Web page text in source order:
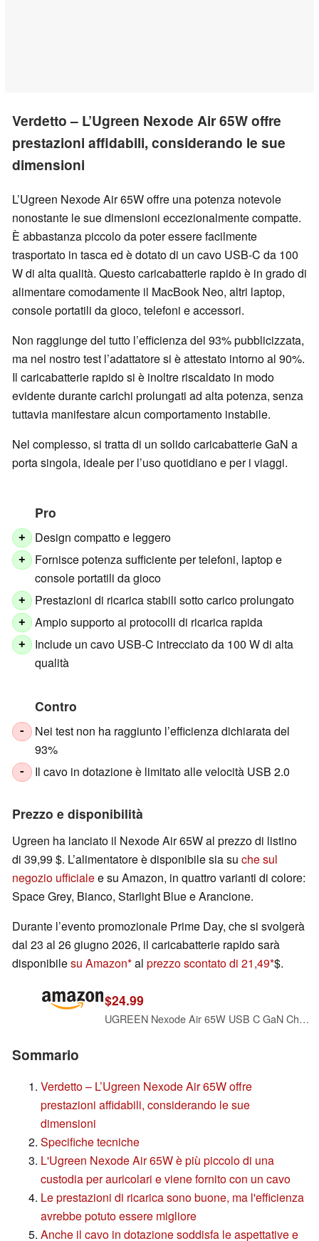
Verdetto – L’Ugreen Nexode Air 65W offre
prestazioni affidabili, considerando le sue
dimensioni
L’Ugreen Nexode Air 65W offre una potenza notevole
nonostante le sue dimensioni eccezionalmente compatte.
È abbastanza piccolo da poter essere facilmente
trasportato in tasca ed è dotato di un cavo USB-C da 100
W di alta qualità. Questo caricabatterie rapido è in grado di
alimentare comodamente il MacBook Neo, altri laptop,
console portatili da gioco, telefoni e accessori.
Non raggiunge del tutto l’efficienza del 93% pubblicizzata,
ma nel nostro test l’adattatore si è attestato intorno al 90%.
Il caricabatterie rapido si è inoltre riscaldato in modo
evidente durante carichi prolungati ad alta potenza, senza
tuttavia manifestare alcun comportamento instabile.
Nel complesso, si tratta di un solido caricabatterie GaN a
porta singola, ideale per l’uso quotidiano e per i viaggi.
Pro
+ Design compatto e leggero
+
Fornisce potenza sufficiente per telefoni, laptop e
console portatili da gioco
+ Prestazioni di ricarica stabili sotto carico prolungato
+ Ampio supporto ai protocolli di ricarica rapida
+
Include un cavo USB-C intrecciato da 100 W di alta
qualità
Contro
-
Nei test non ha raggiunto l’efficienza dichiarata del
93%
- Il cavo in dotazione è limitato alle velocità USB 2.0
Prezzo e disponibilità
Ugreen ha lanciato il Nexode Air 65W al prezzo di listino
di 39,99 $. L’alimentatore è disponibile sia su che sul
negozio ufficialee su Amazon, in quattro varianti di colore:
Space Grey, Bianco, Starlight Blue e Arancione.
Durante l’evento promozionale Prime Day, che si svolgerà
dal 23 al 26 giugno 2026, il caricabatterie rapido sarà
disponibilesu Amazon al prezzo scontato di 21,49 $.
$24.99
UGREEN Nexode Air 65W USB C GaN Charger Block with 3.3ft Cable, Black
Sommario
Verdetto – L’Ugreen Nexode Air 65W offre
prestazioni affidabili, considerando le sue
dimensioni
Specifiche tecniche
L'Ugreen Nexode Air 65W è più piccolo di una
custodia per auricolari e viene fornito con un cavo
Le prestazioni di ricarica sono buone, ma l'efficienza
avrebbe potuto essere migliore
Anche il cavo in dotazione soddisfa le aspettative e